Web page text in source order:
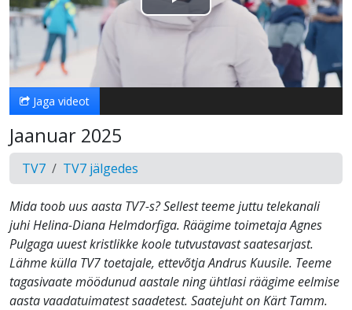
Esita
video
Jaga videot
Jaanuar 2025
TV7 TV7 jälgedes
Mida toob uus aasta TV7-s? Sellest teeme juttu telekanali
juhi Helina-Diana Helmdorfiga. Räägime toimetaja Agnes
Pulgaga uuest kristlikke koole tutvustavast saatesarjast.
Lähme külla TV7 toetajale, ettevõtja Andrus Kuusile. Teeme
tagasivaate möödunud aastale ning ühtlasi räägime eelmise
aasta vaadatuimatest saadetest. Saatejuht on Kärt Tamm.